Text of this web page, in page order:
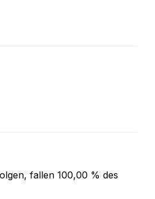
fallen 100,00 % des